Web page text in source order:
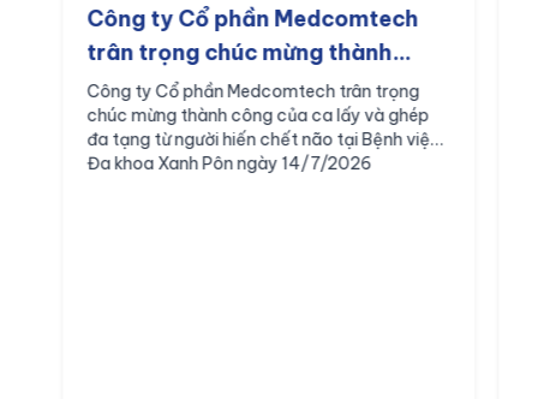
Công ty Cổ phần Medcomtech
trân trọng chúc mừng thành
công của ca lấy và ghép đa tạng
từ người hiến chết não tại Bệnh
viện Đa khoa Xanh Pôn ngày
Công ty Cổ phần Medcomtech trân trọng
chúc mừng thành công của ca lấy và ghép
đa tạng từ người hiến chết não tại Bệnh viện
Đa khoa Xanh Pôn ngày 14/7/2026